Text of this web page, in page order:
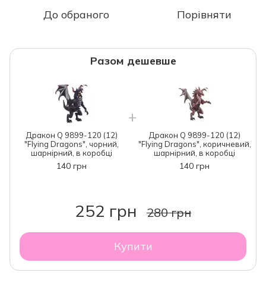
До обраного Порівняти
Разом дешевше
Дракон Q 9899-120 (12)
"Flying Dragons", чорний,
шарнірний, в коробці
140 грн
Дракон Q 9899-120 (12)
"Flying Dragons", коричневий,
шарнірний, в коробці
140 грн
252 грн 280 грн
Купити